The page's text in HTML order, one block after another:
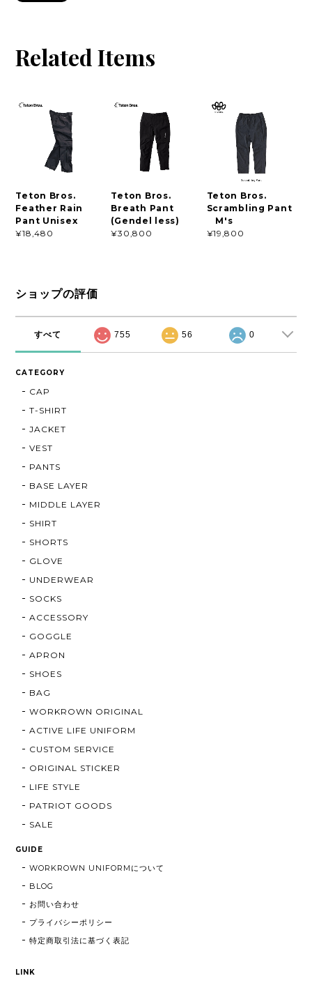
Related Items
Teton Bros.
Feather Rain
Pant Unisex
¥18,480
Teton Bros.
Breath Pant
(Gendel less)
¥30,800
Teton Bros.
Scrambling Pant
M's
¥19,800
ショップの評価
すべて 755 56 0
CATEGORY
CAP
T-SHIRT
JACKET
VEST
PANTS
BASE LAYER
MIDDLE LAYER
SHIRT
SHORTS
GLOVE
UNDERWEAR
SOCKS
ACCESSORY
GOGGLE
APRON
SHOES
BAG
WORKROWN ORIGINAL
ACTIVE LIFE UNIFORM
CUSTOM SERVICE
ORIGINAL STICKER
LIFE STYLE
PATRIOT GOODS
SALE
GUIDE
WORKROWN UNIFORMについて
BLOG
お問い合わせ
プライバシーポリシー
特定商取引法に基づく表記
LINK